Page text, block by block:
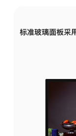
标准玻璃面板采